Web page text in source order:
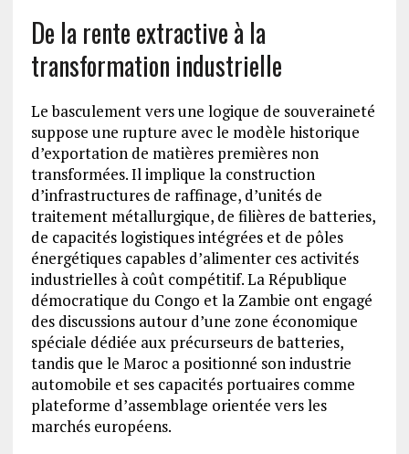
De la rente extractive à la
transformation industrielle
Le basculement vers une logique de souveraineté
suppose une rupture avec le modèle historique
d’exportation de matières premières non
transformées. Il implique la construction
d’infrastructures de raffinage, d’unités de
traitement métallurgique, de filières de batteries,
de capacités logistiques intégrées et de pôles
énergétiques capables d’alimenter ces activités
industrielles à coût compétitif. La République
démocratique du Congo et la Zambie ont engagé
des discussions autour d’une zone économique
spéciale dédiée aux précurseurs de batteries,
tandis que le Maroc a positionné son industrie
automobile et ses capacités portuaires comme
plateforme d’assemblage orientée vers les
marchés européens.